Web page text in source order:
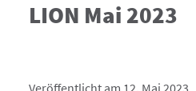
LION Mai 2023